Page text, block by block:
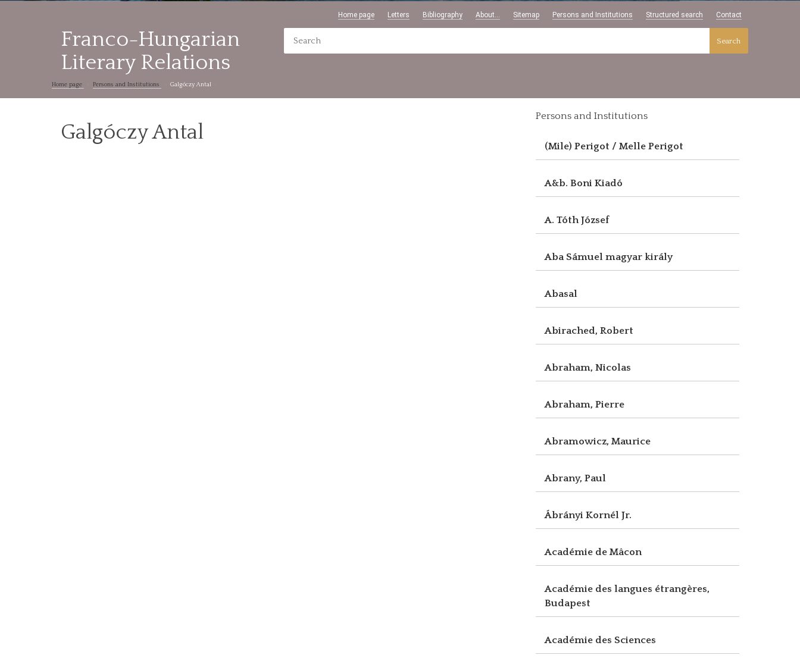
Home page Letters Bibliography About... Sitemap Persons and Institutions Structured search Contact
Franco-Hungarian
Literary Relations
Search
Home page Persons and Institutions Galgóczy Antal
Galgóczy Antal
Persons and Institutions
(Mile) Perigot / Melle Perigot
A&b. Boni Kiadó
A. Tóth József
Aba Sámuel magyar király
Abasal
Abirached, Robert
Abraham, Nicolas
Abraham, Pierre
Abramowicz, Maurice
Abrany, Paul
Ábrányi Kornél Jr.
Académie de Mâcon
Académie des langues étrangères,
Budapest
Académie des Sciences